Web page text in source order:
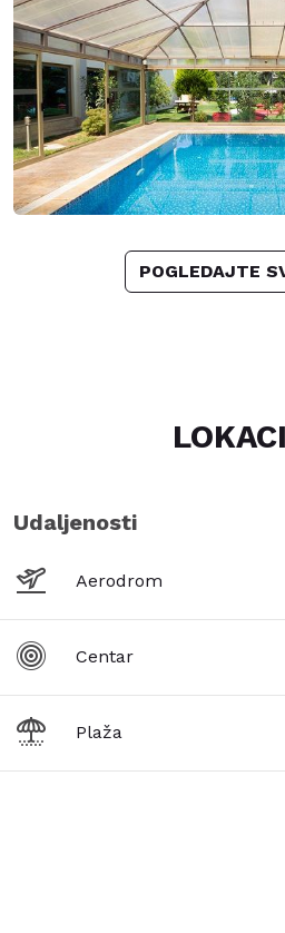
POGLEDAJTE
Udaljenosti
Aerodrom
Centar
Plaža